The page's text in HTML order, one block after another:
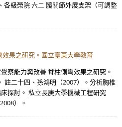
各級榮院 六二 髖關節外展支架（可調整
果之研究。國立臺東大學教育
察能力與改善 脊柱側彎效果之研究。
註二十四、孫鴻明（2007）。分析胸椎
探討。 私立長庚大學機械工程研究
）。